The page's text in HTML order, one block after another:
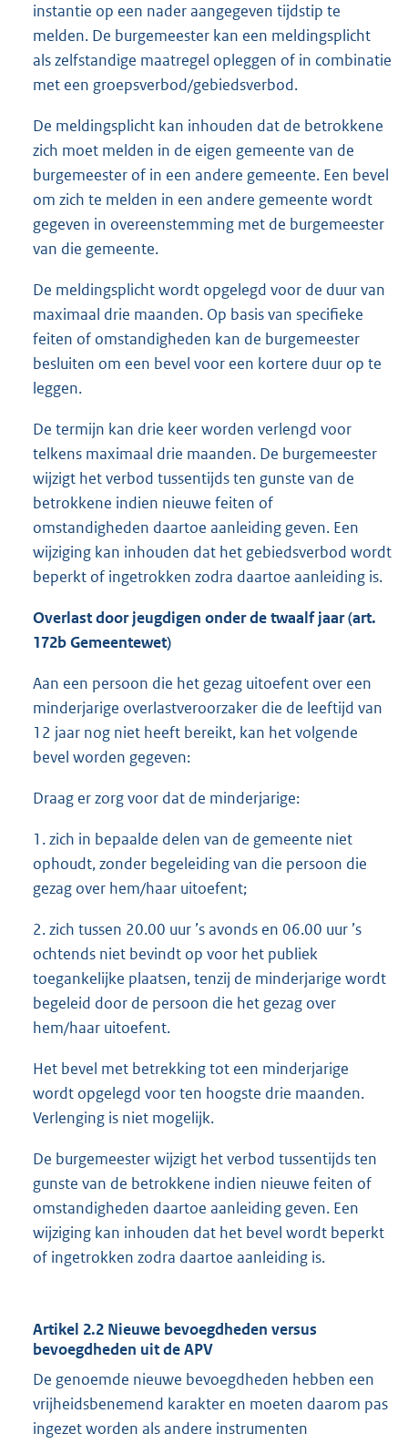
instantie op een nader aangegeven tijdstip te
melden. De burgemeester kan een meldingsplicht
als zelfstandige maatregel opleggen of in combinatie
met een groepsverbod/gebiedsverbod.
De meldingsplicht kan inhouden dat de betrokkene
zich moet melden in de eigen gemeente van de
burgemeester of in een andere gemeente. Een bevel
om zich te melden in een andere gemeente wordt
gegeven in overeenstemming met de burgemeester
van die gemeente.
De meldingsplicht wordt opgelegd voor de duur van
maximaal drie maanden. Op basis van specifieke
feiten of omstandigheden kan de burgemeester
besluiten om een bevel voor een kortere duur op te
leggen.
De termijn kan drie keer worden verlengd voor
telkens maximaal drie maanden. De burgemeester
wijzigt het verbod tussentijds ten gunste van de
betrokkene indien nieuwe feiten of
omstandigheden daartoe aanleiding geven. Een
wijziging kan inhouden dat het gebiedsverbod wordt
beperkt of ingetrokken zodra daartoe aanleiding is.
Overlast door jeugdigen onder de twaalf jaar (art.
172b Gemeentewet)
Aan een persoon die het gezag uitoefent over een
minderjarige overlastveroorzaker die de leeftijd van
12 jaar nog niet heeft bereikt, kan het volgende
bevel worden gegeven:
Draag er zorg voor dat de minderjarige:
1. zich in bepaalde delen van de gemeente niet
ophoudt, zonder begeleiding van die persoon die
gezag over hem/haar uitoefent;
2. zich tussen 20.00 uur ’s avonds en 06.00 uur ’s
ochtends niet bevindt op voor het publiek
toegankelijke plaatsen, tenzij de minderjarige wordt
begeleid door de persoon die het gezag over
hem/haar uitoefent.
Het bevel met betrekking tot een minderjarige
wordt opgelegd voor ten hoogste drie maanden.
Verlenging is niet mogelijk.
De burgemeester wijzigt het verbod tussentijds ten
gunste van de betrokkene indien nieuwe feiten of
omstandigheden daartoe aanleiding geven. Een
wijziging kan inhouden dat het bevel wordt beperkt
of ingetrokken zodra daartoe aanleiding is.
Artikel 2.2 Nieuwe bevoegdheden versus
bevoegdheden uit de APV
De genoemde nieuwe bevoegdheden hebben een
vrijheidsbenemend karakter en moeten daarom pas
ingezet worden als andere instrumenten